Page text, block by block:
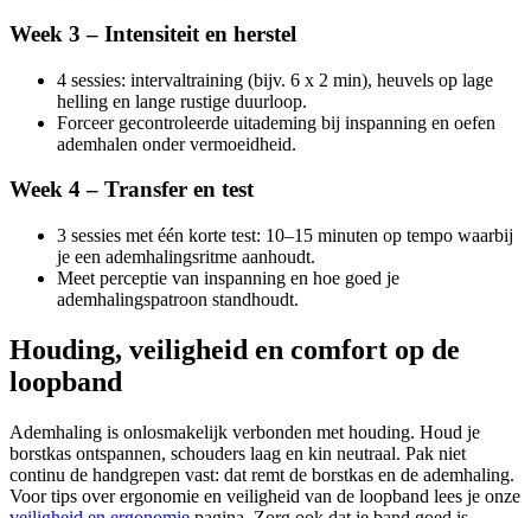
Week 3 – Intensiteit en herstel
4 sessies: intervaltraining (bijv. 6 x 2 min), heuvels op lage
helling en lange rustige duurloop.
Forceer gecontroleerde uitademing bij inspanning en oefen
ademhalen onder vermoeidheid.
Week 4 – Transfer en test
3 sessies met één korte test: 10–15 minuten op tempo waarbij
je een ademhalingsritme aanhoudt.
Meet perceptie van inspanning en hoe goed je
ademhalingspatroon standhoudt.
Houding, veiligheid en comfort op de
loopband
Ademhaling is onlosmakelijk verbonden met houding. Houd je
borstkas ontspannen, schouders laag en kin neutraal. Pak niet
continu de handgrepen vast: dat remt de borstkas en de ademhaling.
Voor tips over ergonomie en veiligheid van de loopband lees je onze